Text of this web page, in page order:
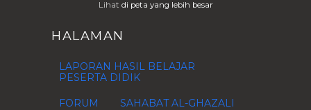
Lihat di peta yang lebih besar
HALAMAN
LAPORAN HASIL BELAJAR
PESERTA DIDIK
FORUM SAHABAT AL-GHAZALI